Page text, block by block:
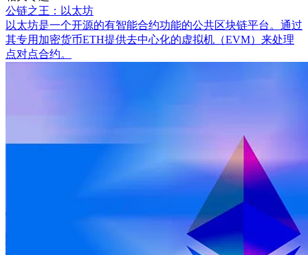
公链之王：以太坊
以太坊是一个开源的有智能合约功能的公共区块链平台。通过
其专用加密货币ETH提供去中心化的虚拟机（EVM）来处理
点对点合约。